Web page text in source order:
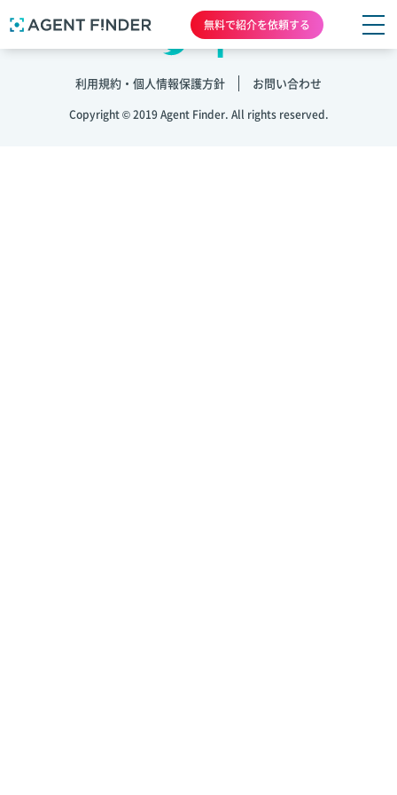
無料で紹介を依頼する
利用規約・個人情報保護方針 お問い合わせ
Copyright © 2019 Agent Finder. All rights reserved.